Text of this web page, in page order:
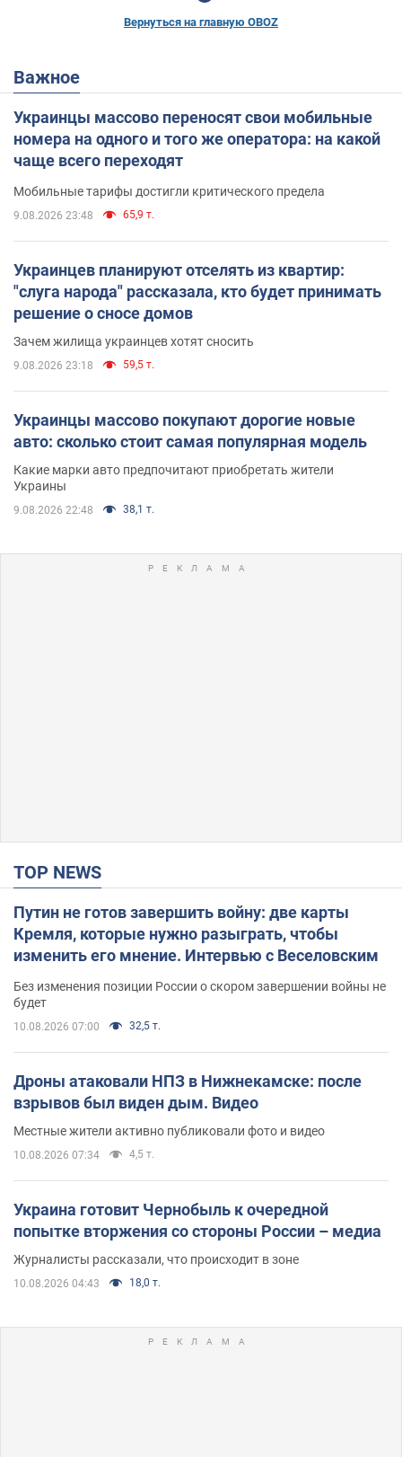
Вернуться на главную OBOZ
Важное
Украинцы массово переносят свои мобильные
номера на одного и того же оператора: на какой
чаще всего переходят
Мобильные тарифы достигли критического предела
9.08.2026 23:48 65,9 т.
Украинцев планируют отселять из квартир:
"слуга народа" рассказала, кто будет принимать
решение о сносе домов
Зачем жилища украинцев хотят сносить
9.08.2026 23:18 59,5 т.
Украинцы массово покупают дорогие новые
авто: сколько стоит самая популярная модель
Какие марки авто предпочитают приобретать жители
Украины
9.08.2026 22:48 38,1 т.
TOP NEWS
Путин не готов завершить войну: две карты
Кремля, которые нужно разыграть, чтобы
изменить его мнение. Интервью с Веселовским
Без изменения позиции России о скором завершении войны не
будет
10.08.2026 07:00 32,5 т.
Дроны атаковали НПЗ в Нижнекамске: после
взрывов был виден дым. Видео
Местные жители активно публиковали фото и видео
10.08.2026 07:34 4,5 т.
Украина готовит Чернобыль к очередной
попытке вторжения со стороны России – медиа
Журналисты рассказали, что происходит в зоне
10.08.2026 04:43 18,0 т.